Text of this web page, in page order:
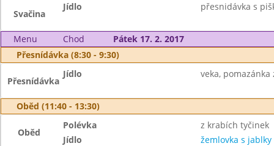
Svačina
Jídlo přesnidávka s
Menu Chod
Pátek 17. 2. 2017
Přesnídávka (8:30 - 9:30)
Přesnídávka
Jídlo veka, pomazánka
Oběd (11:40 - 13:30)
Oběd
Polévka
z krabích tyčinek
Jídlo
žemlovka s jablky